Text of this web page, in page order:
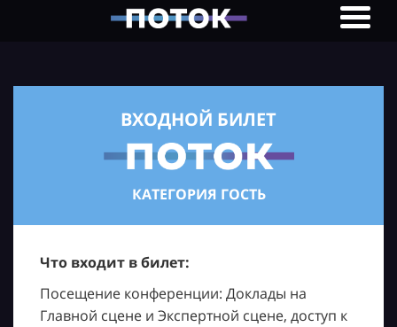
ВХОДНОЙ БИЛЕТ
КАТЕГОРИЯ ГОСТЬ
Что входит в билет:
Посещение конференции: Доклады на
Главной сцене и Экспертной сцене, доступ к